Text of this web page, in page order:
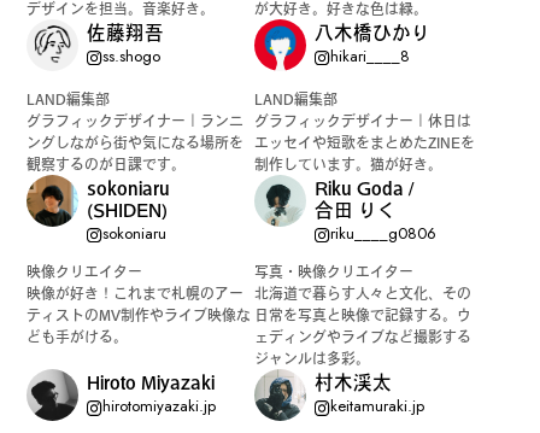
FOLLOW US
公式SNSはこちら
デザインを担当。音楽好き。
が大好き。好きな色は緑。
佐藤翔吾
ss.shogo
LAND編集部
グラフィックデザイナー｜ランニ
ングしながら街や気になる場所を
観察するのが日課です。
八木橋ひかり
hikari____8
LAND編集部
グラフィックデザイナー｜休日は
エッセイや短歌をまとめたZINEを
制作しています。猫が好き。
sokoniaru
(SHIDEN)
sokoniaru
映像クリエイター
映像が好き！これまで札幌のアー
ティストのMV制作やライブ映像な
ども手がける。
Riku Goda /
合田 りく
riku____g0806
写真・映像クリエイター
北海道で暮らす人々と文化、その
日常を写真と映像で記録する。ウ
ェディングやライブなど撮影する
ジャンルは多彩。
Hiroto Miyazaki
hirotomiyazaki.jp
村木渓太
keitamuraki.jp